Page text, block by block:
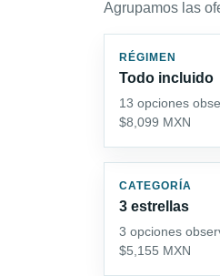
Agrupamos las
RÉGIMEN
Todo incluido
13 opciones
$8,099 MXN
CATEGORÍA
3 estrellas
3 opciones
$5,155 MXN